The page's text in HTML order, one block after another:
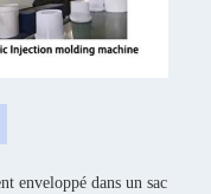
enveloppé dans un sac